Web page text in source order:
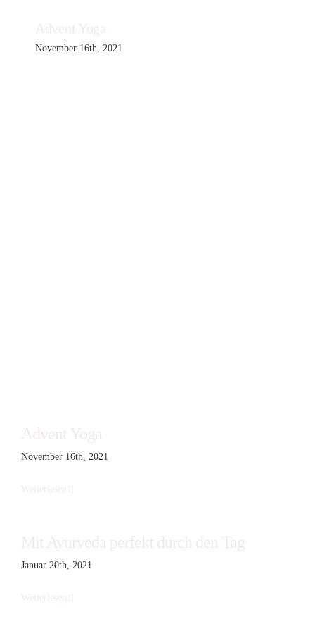
Advent Yoga
November 16th, 2021
Advent Yoga
November 16th, 2021
Weiterlesen
Mit Ayurveda perfekt durch den Tag
Januar 20th, 2021
Weiterlesen